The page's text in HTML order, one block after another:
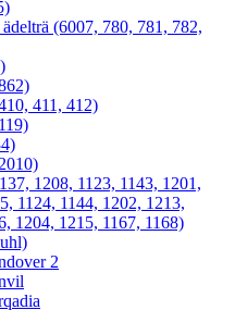
(6007, 780, 781, 782,
411, 412)
1208, 1123, 1143, 1201,
1124, 1144, 1202, 1213,
1204, 1215, 1167, 1168)
2